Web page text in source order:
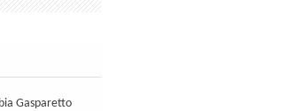
Gasparetto